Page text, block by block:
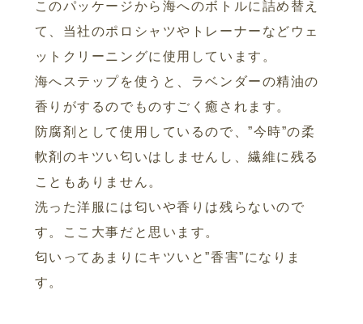
このパッケージから海へのボトルに詰め替え
て、当社のポロシャツやトレーナーなどウェ
ットクリーニングに使用しています。
海へステップを使うと、ラベンダーの精油の
香りがするのでものすごく癒されます。
防腐剤として使用しているので、”今時”の柔
軟剤のキツい匂いはしませんし、繊維に残る
こともありません。
洗った洋服には匂いや香りは残らないので
す。ここ大事だと思います。
匂いってあまりにキツいと”香害”になりま
す。